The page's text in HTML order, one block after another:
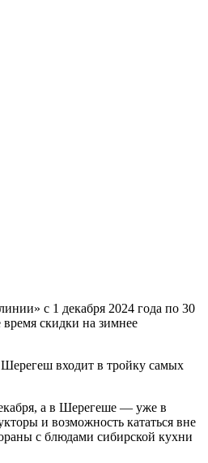
с 1 декабря 2024 года по 30
время скидки на зимнее
входит в тройку самых
а в Шерегеше — уже в
и возможность кататься вне
с блюдами сибирской кухни